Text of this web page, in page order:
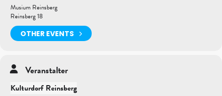
Musium Reinsberg
Reinsberg 18
OTHER EVENTS
Veranstalter
Kulturdorf Reinsberg